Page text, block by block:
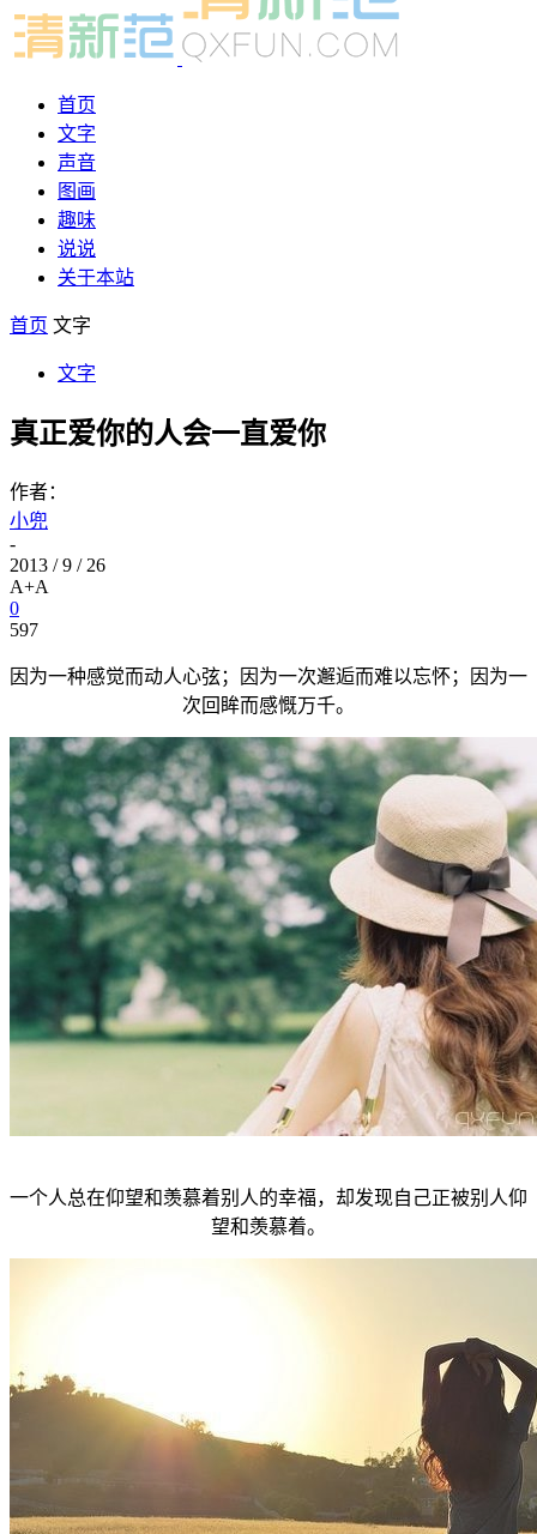
首页
文字
声音
图画
趣味
说说
关于本站
首页 文字
文字
真正爱你的人会一直爱你
作者：
小兜
-
2013 / 9 / 26
A+A
0
597
因为一种感觉而动人心弦；因为一次邂逅而难以忘怀；因为一
次回眸而感慨万千。
一个人总在仰望和羡慕着别人的幸福，却发现自己正被别人仰
望和羡慕着。